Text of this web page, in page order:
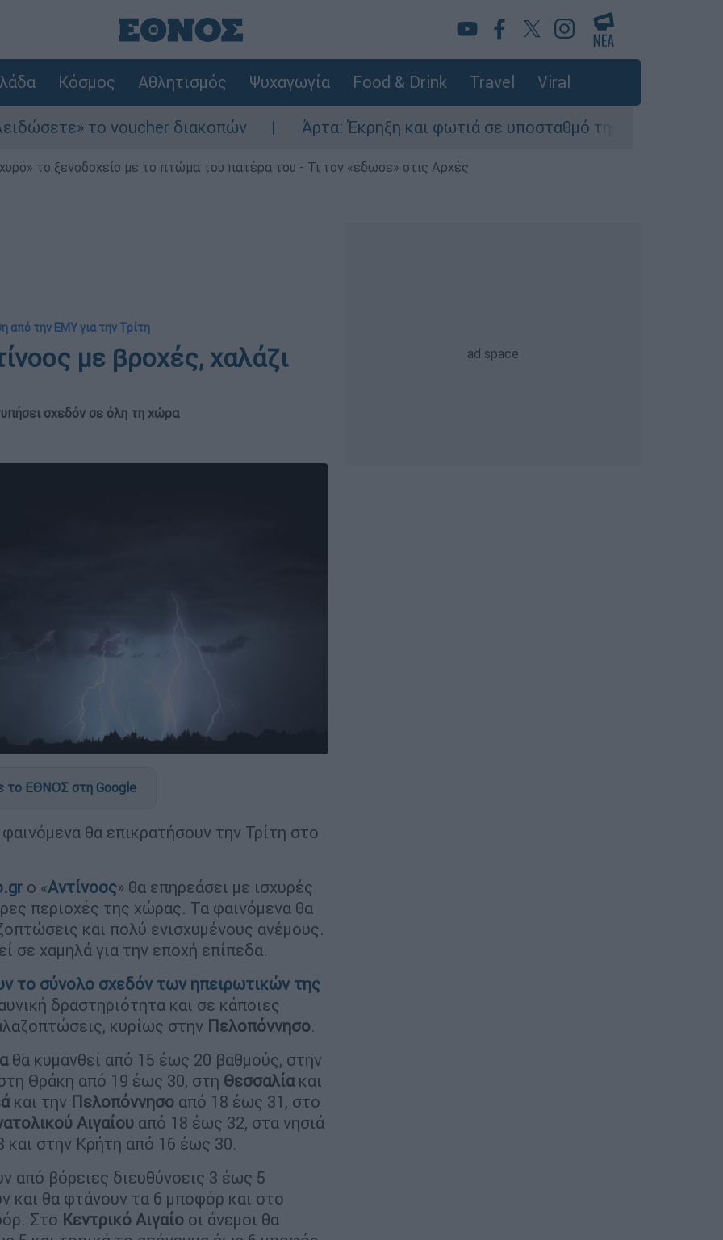
Κόσμος Αθλητισμός Ψυχαγωγία Food & Drink Travel Viral
το voucher διακοπών Άρτα: Έκρηξη και φωτιά σε υποσταθμό της ΔΕΗ - Δεκάδες
το ξενοδοχείο με το πτώμα του πατέρα του - Τι τον «έδωσε» στις Αρχές
από την ΕΜΥ για την Τρίτη
με βροχές, χαλάζι
σχεδόν σε όλη τη χώρα
το ΕΘΝΟΣ στη Google
θα επικρατήσουν την Τρίτη στο
ο «Αντίνοος» θα επηρεάσει με ισχυρές
περιοχές της χώρας. Τα φαινόμενα θα
και πολύ ενισχυμένους ανέμους.
σε χαμηλά για την εποχή επίπεδα.
το σύνολο σχεδόν των ηπειρωτικών της
δραστηριότητα και σε κάποιες
κυρίως στην Πελοπόννησο.
θα κυμανθεί από 15 έως 20 βαθμούς, στην
Θράκη από 19 έως 30, στη Θεσσαλίακαι
και την Πελοπόννησο από 18 έως 31, στο
Αιγαίου από 18 έως 32, στα νησιά
και στην Κρήτη από 16 έως 30.
από βόρειες διευθύνσεις 3 έως 5
και θα φτάνουν τα 6 μποφόρ και στο
Στο Κεντρικό Αιγαίο οι άνεμοι θα